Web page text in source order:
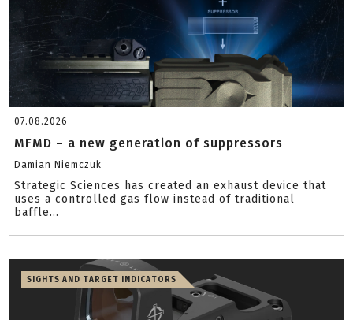
07.08.2026
MFMD – a new generation of suppressors
Damian Niemczuk
Strategic Sciences has created an exhaust device that
uses a controlled gas flow instead of traditional
baffle...
SIGHTS AND TARGET INDICATORS